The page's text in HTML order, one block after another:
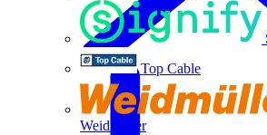
Top Cable
Weidmüller